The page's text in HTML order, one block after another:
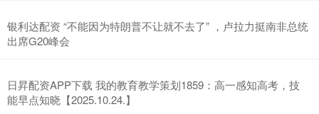
银利达配资 “不能因为特朗普不让就不去了” ，卢拉力挺南非总统
出席G20峰会
日昇配资APP下载 我的教育教学策划1859：高一感知高考，技
能早点知晓【2025.10.24.】